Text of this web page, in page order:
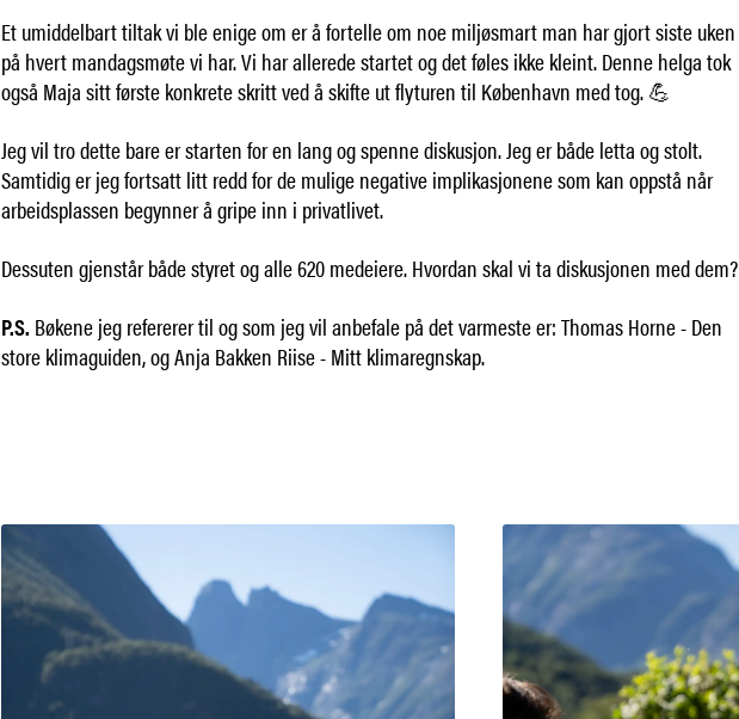
Et umiddelbart tiltak vi ble enige om er å fortelle om noe miljøsmart man har gjort siste uken
på hvert mandagsmøte vi har. Vi har allerede startet og det føles ikke kleint. Denne helga tok
også Maja sitt første konkrete skritt ved å skifte ut flyturen til København med tog. 💪
Jeg vil tro dette bare er starten for en lang og spenne diskusjon. Jeg er både letta og stolt.
Samtidig er jeg fortsatt litt redd for de mulige negative implikasjonene som kan oppstå når
arbeidsplassen begynner å gripe inn i privatlivet.
Dessuten gjenstår både styret og alle 620 medeiere. Hvordan skal vi ta diskusjonen med dem?
P.S. Bøkene jeg refererer til og som jeg vil anbefale på det varmeste er: Thomas Horne - Den
store klimaguiden, og Anja Bakken Riise - Mitt klimaregnskap.